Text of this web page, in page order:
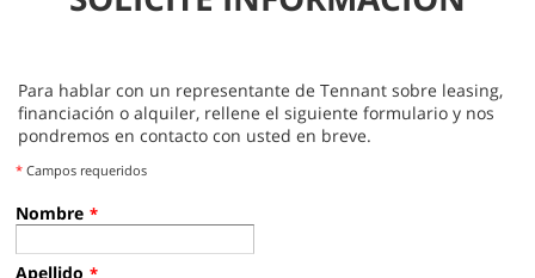
Para hablar con un representante de Tennant sobre leasing,
financiación o alquiler, rellene el siguiente formulario y nos
pondremos en contacto con usted en breve.
* Campos requeridos
Nombre *
Apellido *